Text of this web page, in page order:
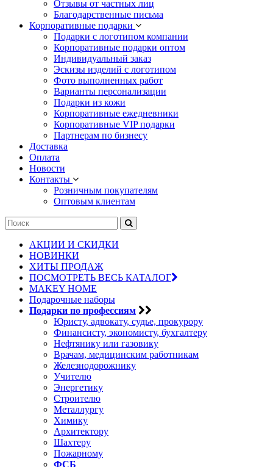
Отзывы от частных лиц
Благодарственные письма
Корпоративные подарки
Подарки с логотипом компании
Корпоративные подарки оптом
Индивидуальный заказ
Эскизы изделий с логотипом
Фото выполненных работ
Варианты персонализации
Подарки из кожи
Корпоративные ежедневники
Корпоративные VIP подарки
Партнерам по бизнесу
Доставка
Оплата
Новости
Контакты
Розничным покупателям
Оптовым клиентам
АКЦИИ И СКИДКИ
НОВИНКИ
ХИТЫ ПРОДАЖ
ПОСМОТРЕТЬ ВЕСЬ КАТАЛОГ
MAKEY HOME
Подарочные наборы
Подарки по профессиям
Юристу, адвокату, судье, прокурору
Финансисту, экономисту, бухгалтеру
Нефтянику или газовику
Врачам, медицинским работникам
Железнодорожнику
Учителю
Энергетику
Строителю
Металлургу
Химику
Архитектору
Шахтеру
Пожарному
ФСБ